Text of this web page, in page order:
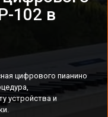
102 в
цифрового пианино
устройства и